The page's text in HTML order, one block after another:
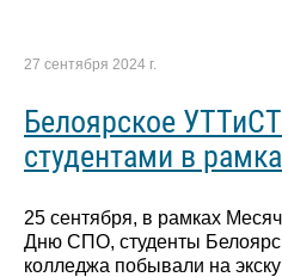
27 сентября 2024 г.
Белоярское
студентами в
25 сентября, в рамках
Дню СПО, студенты
колледжа побывали на